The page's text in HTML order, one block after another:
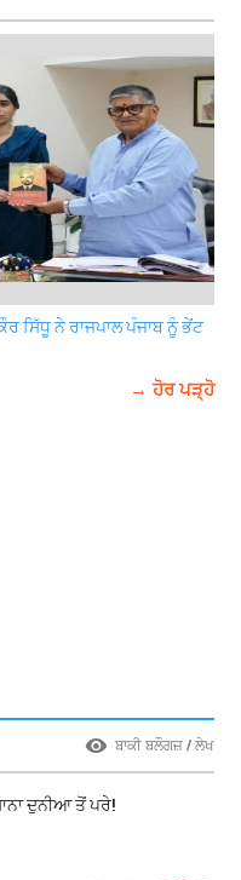
ਸਿੱਧੂ ਨੇ ਰਾਜਪਾਲ ਪੰਜਾਬ ਨੂੰ ਭੇਂਟ
→ ਹੋਰ ਪੜ੍ਹੋ
ਬਾਕੀ ਬਲੌਗਜ਼ / ਲੇਖ
ਦੁਨੀਆ ਤੋਂ ਪਰੇ!